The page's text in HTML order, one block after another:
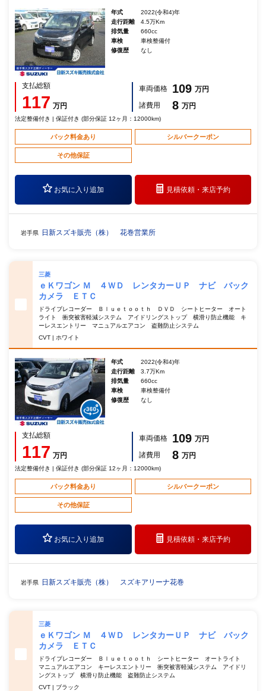
年式
2022(令和4)年
走行距離
4.5万Km
排気量
660cc
車検
車検整備付
修復歴
なし
支払総額
117 万円
車両価格 109 万円
諸費用
8 万円
法定整備付き | 保証付き (部分保証 12ヶ月：12000km)
パック料金あり シルバークーポン
その他保証
お気に入り追加 見積依頼・来店予約
岩手県 日新スズキ販売（株） 花巻営業所
三菱
ｅＫワゴン Ｍ ４ＷＤ レンタカーＵＰ ナビ バック
カメラ ＥＴＣ
ドライブレコーダー Ｂｌｕｅｔｏｏｔｈ ＤＶＤ シートヒーター オート
ライト 衝突被害軽減システム アイドリングストップ 横滑り防止機能 キ
ーレスエントリー マニュアルエアコン 盗難防止システム
CVT | ホワイト
年式
2022(令和4)年
走行距離
3.7万Km
排気量
660cc
車検
車検整備付
修復歴
なし
支払総額
117 万円
車両価格 109 万円
諸費用
8 万円
法定整備付き | 保証付き (部分保証 12ヶ月：12000km)
パック料金あり シルバークーポン
その他保証
お気に入り追加 見積依頼・来店予約
岩手県 日新スズキ販売（株） スズキアリーナ花巻
三菱
ｅＫワゴン Ｍ ４ＷＤ レンタカーＵＰ ナビ バック
カメラ ＥＴＣ
ドライブレコーダー Ｂｌｕｅｔｏｏｔｈ シートヒーター オートライト
マニュアルエアコン キーレスエントリー 衝突被害軽減システム アイドリ
ングストップ 横滑り防止機能 盗難防止システム
CVT | ブラック